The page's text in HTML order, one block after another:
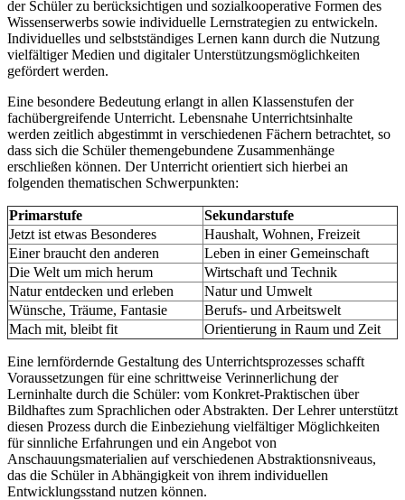
der Schüler zu berücksichtigen und sozialkooperative Formen des
Wissenserwerbs sowie individuelle Lernstrategien zu entwickeln.
Individuelles und selbstständiges Lernen kann durch die Nutzung
vielfältiger Medien und digitaler Unterstützungsmöglichkeiten
gefördert werden.
Eine besondere Bedeutung erlangt in allen Klassenstufen der
fachübergreifende Unterricht. Lebensnahe Unterrichtsinhalte
werden zeitlich abgestimmt in verschiedenen Fächern betrachtet, so
dass sich die Schüler themengebundene Zusammenhänge
erschließen können. Der Unterricht orientiert sich hierbei an
folgenden thematischen Schwerpunkten:
Primarstufe
Sekundarstufe
Jetzt ist etwas Besonderes
Haushalt, Wohnen, Freizeit
Einer braucht den anderen
Leben in einer Gemeinschaft
Die Welt um mich herum
Wirtschaft und Technik
Natur entdecken und erleben
Natur und Umwelt
Wünsche, Träume, Fantasie
Berufs- und Arbeitswelt
Mach mit, bleibt fit
Orientierung in Raum und Zeit
Eine lernfördernde Gestaltung des Unterrichtsprozesses schafft
Voraussetzungen für eine schrittweise Verinnerlichung der
Lerninhalte durch die Schüler: vom Konkret-Praktischen über
Bildhaftes zum Sprachlichen oder Abstrakten. Der Lehrer unterstützt
diesen Prozess durch die Einbeziehung vielfältiger Möglichkeiten
für sinnliche Erfahrungen und ein Angebot von
Anschauungsmaterialien auf verschiedenen Abstraktionsniveaus,
das die Schüler in Abhängigkeit von ihrem individuellen
Entwicklungsstand nutzen können.